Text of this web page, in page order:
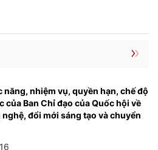
nhiệm vụ, quyền hạn, chế độ
của Ban Chỉ đạo của Quốc hội về
đổi mới sáng tạo và chuyển